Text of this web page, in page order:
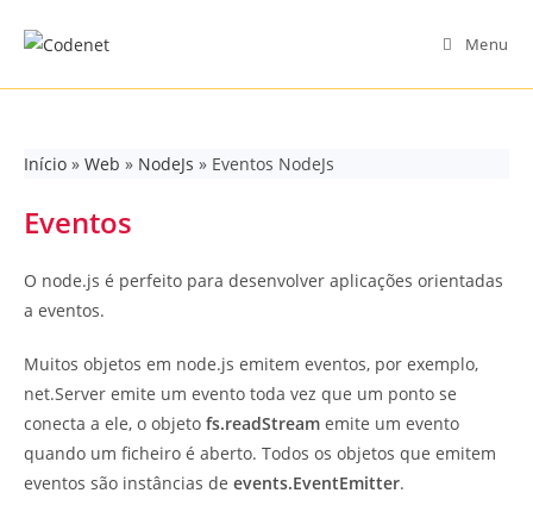
Menu
Início » Web » NodeJs » Eventos NodeJs
Eventos
O node.js é perfeito para desenvolver aplicações orientadas
a eventos.
Muitos objetos em node.js emitem eventos, por exemplo,
net.Server emite um evento toda vez que um ponto se
conecta a ele, o objeto fs.readStream emite um evento
quando um ficheiro é aberto. Todos os objetos que emitem
eventos são instâncias de events.EventEmitter.